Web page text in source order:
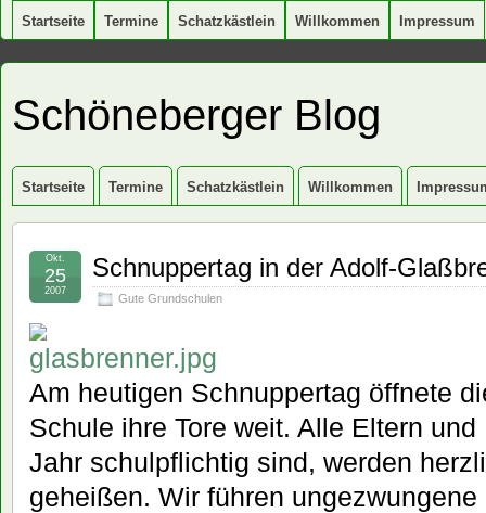
Startseite Termine Schatzkästlein Willkommen Impressum
Schöneberger Blog
Startseite Termine Schatzkästlein Willkommen
Schnuppertag in der Adolf-
Gute Grundschulen
Okt.
25
2007
Am heutigen Schnuppertag öffnete
Schule ihre Tore weit. Alle Eltern
Jahr schulpflichtig sind, werden
geheißen. Wir führen